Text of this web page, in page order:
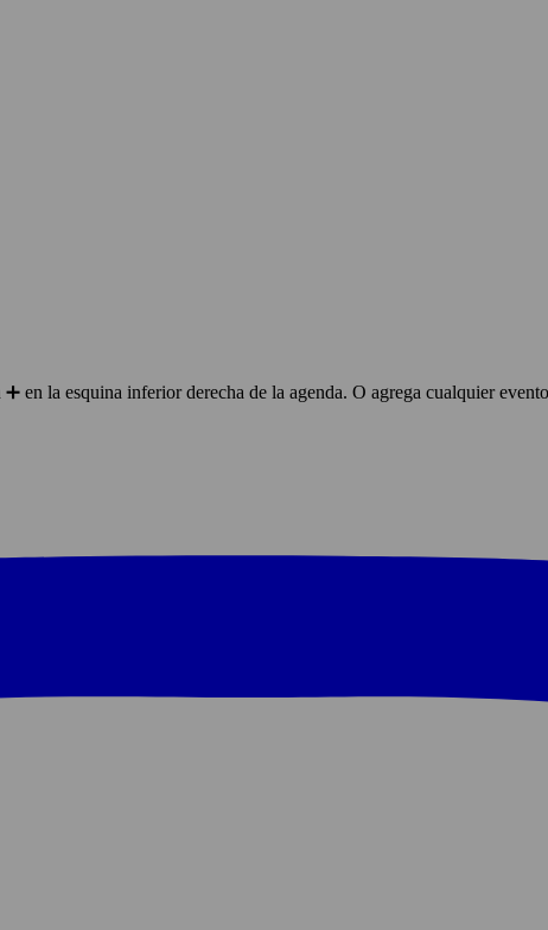
en la esquina inferior derecha de la agenda. O agrega cualquier